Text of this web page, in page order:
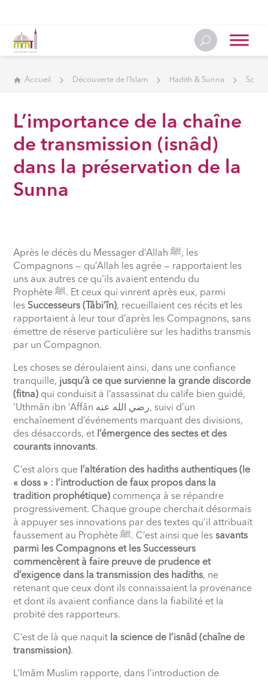
Accueil Découverte de l'Islam Hadith & Sunna
L’importance de la chaîne
de transmission (isnâd)
dans la préservation de la
Sunna
Après le décès du Messager d’Allahﷺ, les
Compagnons — qu’Allah les agrée — rapportaient les
uns aux autres ce qu’ils avaient entendu du
Prophèteﷺ. Et ceux qui vinrent après eux, parmi
les Successeurs (Tâbi‘în), recueillaient ces récits et les
rapportaient à leur tour d’après les Compagnons, sans
émettre de réserve particulière sur les hadiths transmis
par un Compagnon.
Les choses se déroulaient ainsi, dans une confiance
tranquille, jusqu’à ce que survienne la grande discorde
(fitna) qui conduisit à l’assassinat du calife bien guidé,
‘Uthmân ibn ‘Affân رضي الله عنه, suivi d’un
enchaînement d’événements marquant des divisions,
des désaccords, et l’émergence des sectes et des
courants innovants.
C’est alors que l’altération des hadiths authentiques (le
« doss » : l’introduction de faux propos dans la
tradition prophétique) commença à se répandre
progressivement. Chaque groupe cherchait désormais
à appuyer ses innovations par des textes qu’il attribuait
faussement au Prophèteﷺ. C’est ainsi que lessavants
parmi les Compagnons et les Successeurs
commencèrent à faire preuve de prudence et
d’exigence dans la transmission des hadiths, ne
retenant que ceux dont ils connaissaient la provenance
et dont ils avaient confiance dans la fiabilité et la
probité des rapporteurs.
C’est de là que naquit la science de l’isnâd (chaîne de
transmission).
L’Imâm Muslim rapporte, dans l’introduction de